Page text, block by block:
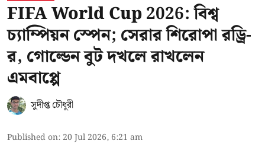
FIFA World Cup 2026: বিশ্ব
চ্যাম্পিয়ন স্পেন; সেরার শিরোপা রড্রি-
র, গোল্ডেন বুট দখলে রাখলেন
এমবাপ্পে
সুদীপ্ত চৌধুরী
Published on: 20 Jul 2026, 6:21 am